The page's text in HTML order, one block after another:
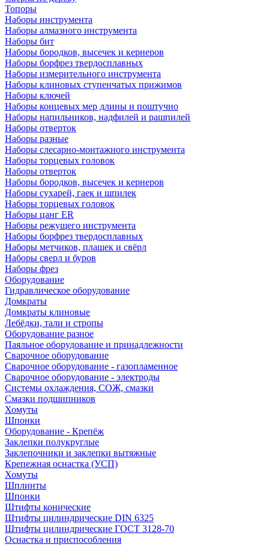
Топоры
Наборы инструмента
Наборы алмазного инструмента
Наборы бит
Наборы бородков, высечек и кернеров
Наборы борфрез твердосплавных
Наборы измерительного инструмента
Наборы клиновых ступенчатых прижимов
Наборы ключей
Наборы концевых мер длины и поштучно
Наборы напильников, надфилей и рашпилей
Наборы отверток
Наборы разные
Наборы слесарно-монтажного инструмента
Наборы торцевых головок
Наборы отверток
Наборы бородков, высечек и кернеров
Наборы сухарей, гаек и шпилек
Наборы торцевых головок
Наборы цанг ER
Наборы режущего инструмента
Наборы борфрез твердосплавных
Наборы метчиков, плашек и свёрл
Наборы сверл и буров
Наборы фрез
Оборудование
Гидравлическое оборудование
Домкраты
Домкраты клиновые
Лебёдки, тали и стропы
Оборудование разное
Паяльное оборудование и принадлежности
Сварочное оборудование
Сварочное оборудование - газопламенное
Сварочное оборудование - электроды
Системы охлаждения, СОЖ, смазки
Смазки подшипников
Хомуты
Шпонки
Оборудование - Крепёж
Заклепки полукруглые
Заклепочники и заклепки вытяжные
Крепежная оснастка (УСП)
Хомуты
Шплинты
Шпонки
Штифты конические
Штифты цилиндрические DIN 6325
Штифты цилиндрические ГОСТ 3128-70
Оснастка и приспособления